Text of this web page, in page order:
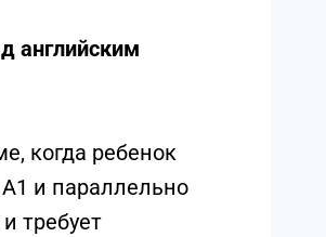
английским
когда ребенок
и параллельно
требует